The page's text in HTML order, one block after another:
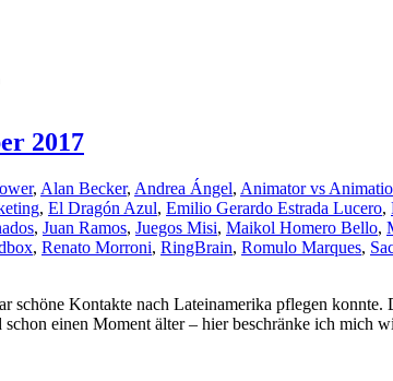
2017
, Alan Becker, Andrea Ángel, Animator vs
, El Dragón Azul, Emilio Gerardo Estrada Lucero,
, Juan Ramos, Juegos Misi, Maikol Homero Bello,
, Renato Morroni, RingBrain, Romulo Marques,
schöne Kontakte nach Lateinamerika pflegen
einen Moment älter – hier beschränke ich mich